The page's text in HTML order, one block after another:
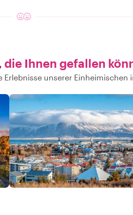
die Ihnen gefallen
unserer Einheimischen